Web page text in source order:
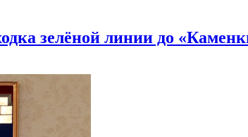
зелёной линии до